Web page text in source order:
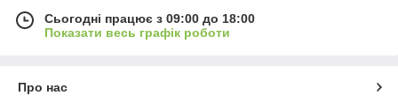
Сьогодні працює з 09:00 до 18:00
Показати весь графік роботи
Про нас